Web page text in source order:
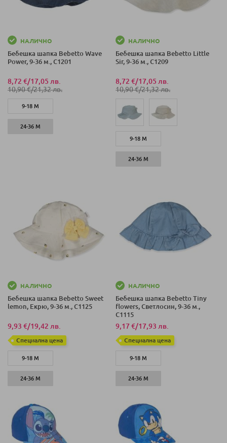
НАЛИЧНО
Бебешка шапка Bebetto Wave
Power, 9-36 м., C1201
8,72 €/17,05 лв.
10,90 €/21,32 лв.
9-18 М
24-36 М
НАЛИЧНО
Бебешка шапка Bebetto Little
Sir, 9-36 м., C1209
8,72 €/17,05 лв.
10,90 €/21,32 лв.
9-18 М
24-36 М
НАЛИЧНО
Бебешка шапка Bebetto Sweet
lemon, Екрю, 9-36 м., C1125
9,93 €/19,42 лв.
Специална цена
9-18 М
24-36 М
НАЛИЧНО
Бебешка шапка Bebetto Tiny
flowers, Светлосин, 9-36 м.,
C1115
9,17 €/17,93 лв.
Специална цена
9-18 М
24-36 М